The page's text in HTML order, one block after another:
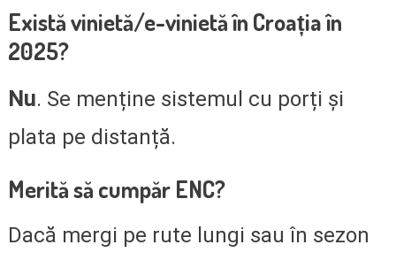
Există vinietă/e-vinietă în Croația în
2025?
Nu. Se menține sistemul cu porți și
plata pe distanță.
Merită să cumpăr ENC?
Dacă mergi pe rute lungi sau în sezon